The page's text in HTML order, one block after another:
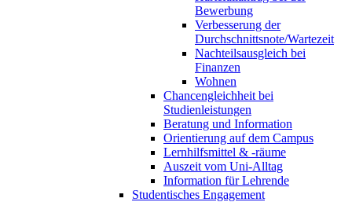
Bewerbung
Verbesserung der
Durchschnittsnote/Wartezeit
Nachteilsausgleich bei
Finanzen
Wohnen
Chancengleichheit bei
Studienleistungen
Beratung und Information
Orientierung auf dem Campus
Lernhilfsmittel & -räume
Auszeit vom Uni-Alltag
Information für Lehrende
Studentisches Engagement